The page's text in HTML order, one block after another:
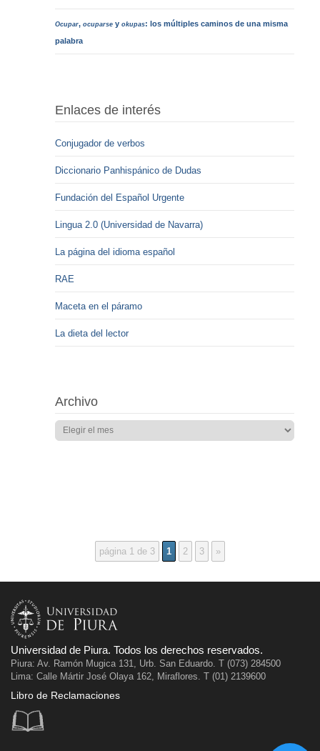
Ocupar,ocuparse yokupas: los múltiples caminos de una misma
palabra
Enlaces de interés
Conjugador de verbos
Diccionario Panhispánico de Dudas
Fundación del Español Urgente
Lingua 2.0 (Universidad de Navarra)
La página del idioma español
RAE
Maceta en el páramo
La dieta del lector
Archivo
página 1 de 3 1 2 3 »
Universidad de Piura. Todos los derechos reservados.
Piura: Av. Ramón Mugica 131, Urb. San Eduardo. T (073) 284500
Lima: Calle Mártir José Olaya 162, Miraflores. T (01) 2139600
Libro de Reclamaciones